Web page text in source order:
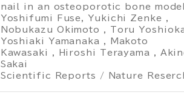
nail in an osteoporotic bone model
Yoshifumi Fuse, Yukichi Zenke ,
Nobukazu Okimoto , Toru
Yoshiaki Yamanaka , Makoto
Kawasaki , Hiroshi Terayama ,
Sakai
Scientific Reports / Nature